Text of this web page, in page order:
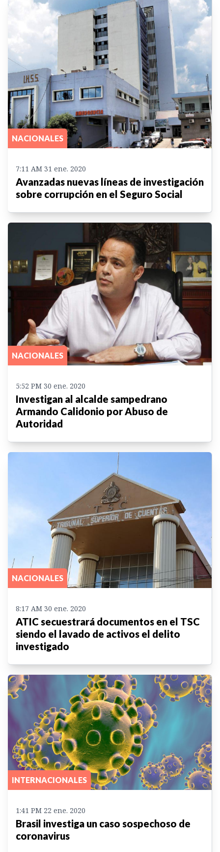
NACIONALES
7:11 AM 31 ene. 2020
Avanzadas nuevas líneas de investigación
sobre corrupción en el Seguro Social
NACIONALES
5:52 PM 30 ene. 2020
Investigan al alcalde sampedrano
Armando Calidonio por Abuso de
Autoridad
NACIONALES
8:17 AM 30 ene. 2020
ATIC secuestrará documentos en el TSC
siendo el lavado de activos el delito
investigado
INTERNACIONALES
1:41 PM 22 ene. 2020
Brasil investiga un caso sospechoso de
coronavirus